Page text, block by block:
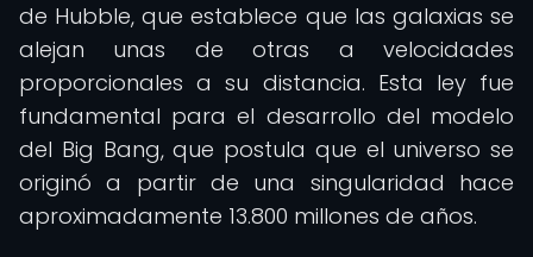
de Hubble, que establece que las galaxias se
alejan unas de otras a velocidades
proporcionales a su distancia. Esta ley fue
fundamental para el desarrollo del modelo
del Big Bang, que postula que el universo se
originó a partir de una singularidad hace
aproximadamente 13.800 millones de años.